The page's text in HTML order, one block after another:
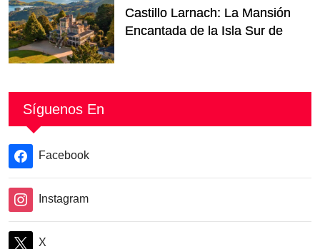
Castillo Larnach: La Mansión
Encantada de la Isla Sur de
Síguenos En
Facebook
Instagram
X